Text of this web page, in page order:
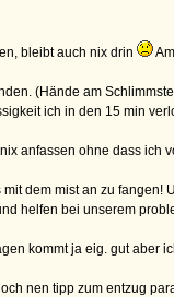
bleibt auch nix drin
(Hände am
ich in den 15 min
anfassen ohne dass ich
mit dem mist an zu
helfen bei unserem
kommt ja eig. gut aber
nen tipp zum entzug